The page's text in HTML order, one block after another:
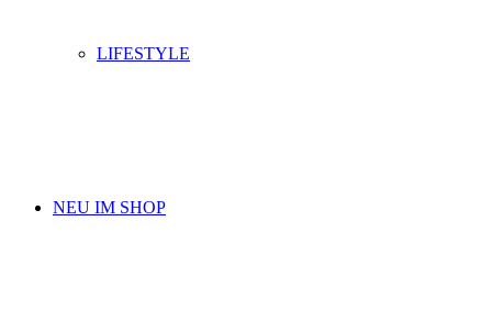
LIFESTYLE
NEU IM SHOP